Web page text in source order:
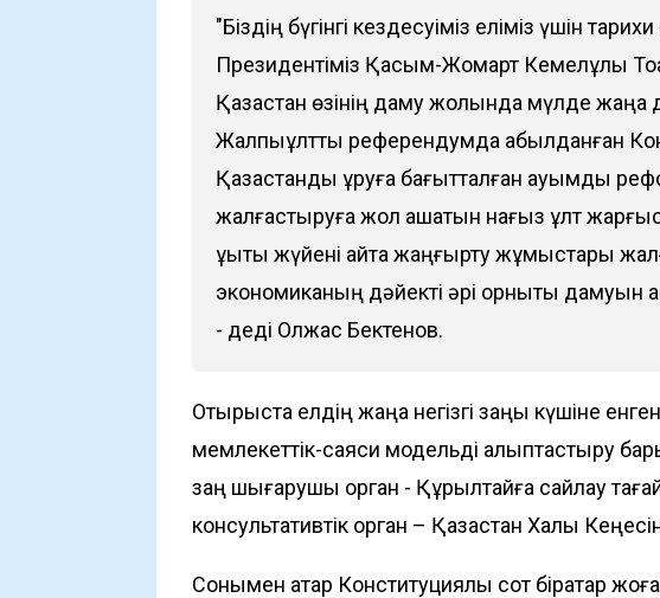
"Біздің бүгінгі кездесуіміз еліміз үшін
Президентіміз Қасым-Жомарт Кемелұлы
Қазақстан өзінің даму жолында мүлде жаңа
Жалпыұлттық референдумда қабылданған
Қазақстанды құруға бағытталған ауқымды
жалғастыруға жол ашатын нағыз ұлт
құқықтық жүйені қайта жаңғырту жұмыстары
экономиканың дәйекті әрі орнықты дамуын
- деді Олжас Бектенов.
Отырыста елдің жаңа негізгі заңы күшіне
мемлекеттік-саяси модельді қалыптастыру
заң шығарушы орган - Құрылтайға сайлау
консультативтік орган – Қазақстан Халық
Сонымен қатар Конституциялық сот бірқатар